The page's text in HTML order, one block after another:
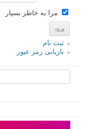
مرا به خاطر بسپار
ثبت نام
بازیابی رمز عبور